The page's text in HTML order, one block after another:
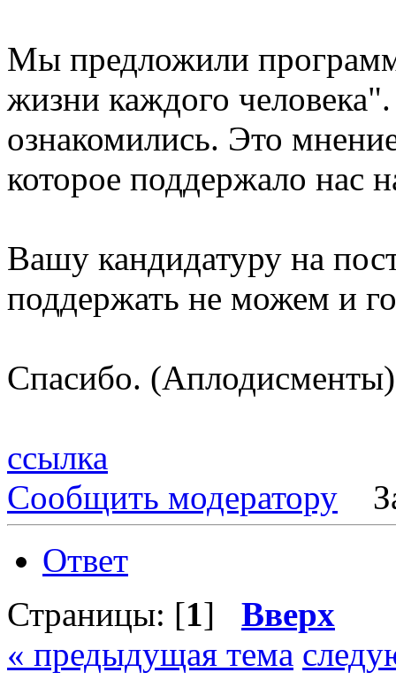
Мы предложили
жизни каждого
ознакомились. Это
которое поддержало нас
Вашу кандидатуру на
поддержать не можем и
Спасибо.
ссылка
Сообщить модератору
Ответ
Страницы: [1] Вверх
« предыдущая тема